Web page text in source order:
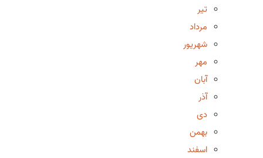
تیر
مرداد
شهریور
مهر
آبان
آذر
دی
بهمن
اسفند